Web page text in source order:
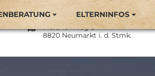
Naturparkmittelschule Neumarkt
Meraner Weg 3
8820 Neumarkt i. d. Stmk.
ELTERNINFOS